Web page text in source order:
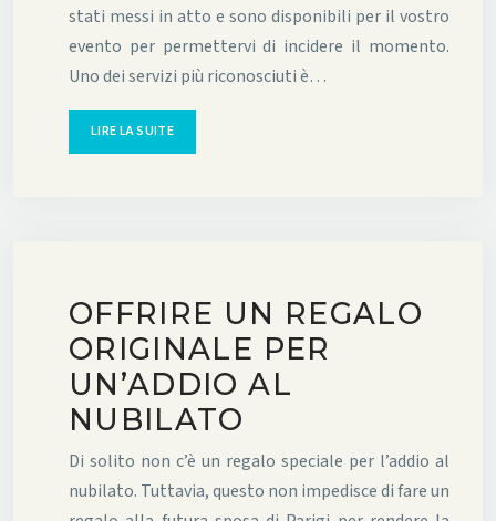
stati messi in atto e sono disponibili per il vostro
evento per permettervi di incidere il momento.
Uno dei servizi più riconosciuti è…
LIRE LA SUITE
OFFRIRE UN REGALO
ORIGINALE PER
UN’ADDIO AL
NUBILATO
Di solito non c’è un regalo speciale per l’addio al
nubilato. Tuttavia, questo non impedisce di fare un